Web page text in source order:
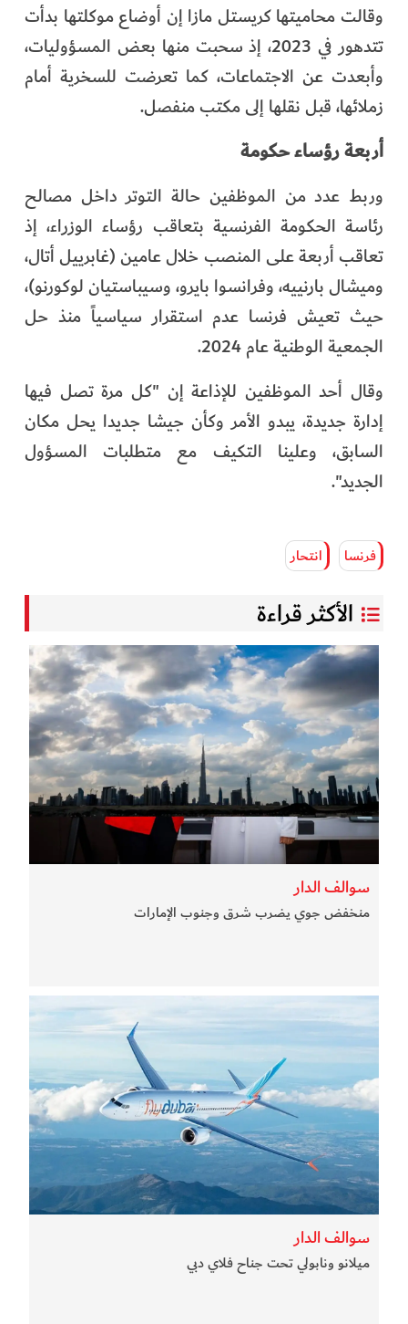
وقالت محاميتها كريستل مازا إن أوضاع موكلتها بدأت
تتدهور في 2023، إذ سحبت منها بعض المسؤوليات،
وأبعدت عن الاجتماعات، كما تعرضت للسخرية أمام
زملائها، قبل نقلها إلى مكتب منفصل.
أربعة رؤساء حكومة
وربط عدد من الموظفين حالة التوتر داخل مصالح
رئاسة الحكومة الفرنسية بتعاقب رؤساء الوزراء، إذ
تعاقب أربعة على المنصب خلال عامين (غابرييل أتال،
وميشال بارنييه، وفرانسوا بايرو، وسيباستيان لوكورنو)،
حيث تعيش فرنسا عدم استقرار سياسياً منذ حل
الجمعية الوطنية عام 2024.
وقال أحد الموظفين للإذاعة إن "كل مرة تصل فيها
إدارة جديدة، يبدو الأمر وكأن جيشا جديدا يحل مكان
السابق، وعلينا التكيف مع متطلبات المسؤول
الجديد".
فرنسا انتحار
الأكثر قراءة
سوالف الدار
منخفض جوي يضرب شرق وجنوب الإمارات
سوالف الدار
ميلانو ونابولي تحت جناح فلاي دبي